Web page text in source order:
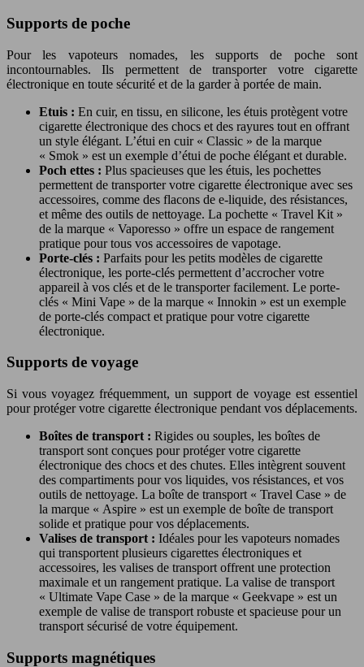
Supports de poche
Pour les vapoteurs nomades, les supports de poche sont
incontournables. Ils permettent de transporter votre cigarette
électronique en toute sécurité et de la garder à portée de main.
Etuis : En cuir, en tissu, en silicone, les étuis protègent votre
cigarette électronique des chocs et des rayures tout en offrant
un style élégant. L’étui en cuir « Classic » de la marque
« Smok » est un exemple d’étui de poche élégant et durable.
Poch ettes : Plus spacieuses que les étuis, les pochettes
permettent de transporter votre cigarette électronique avec ses
accessoires, comme des flacons de e-liquide, des résistances,
et même des outils de nettoyage. La pochette « Travel Kit »
de la marque « Vaporesso » offre un espace de rangement
pratique pour tous vos accessoires de vapotage.
Porte-clés : Parfaits pour les petits modèles de cigarette
électronique, les porte-clés permettent d’accrocher votre
appareil à vos clés et de le transporter facilement. Le porte-
clés « Mini Vape » de la marque « Innokin » est un exemple
de porte-clés compact et pratique pour votre cigarette
électronique.
Supports de voyage
Si vous voyagez fréquemment, un support de voyage est essentiel
pour protéger votre cigarette électronique pendant vos déplacements.
Boîtes de transport : Rigides ou souples, les boîtes de
transport sont conçues pour protéger votre cigarette
électronique des chocs et des chutes. Elles intègrent souvent
des compartiments pour vos liquides, vos résistances, et vos
outils de nettoyage. La boîte de transport « Travel Case » de
la marque « Aspire » est un exemple de boîte de transport
solide et pratique pour vos déplacements.
Valises de transport : Idéales pour les vapoteurs nomades
qui transportent plusieurs cigarettes électroniques et
accessoires, les valises de transport offrent une protection
maximale et un rangement pratique. La valise de transport
« Ultimate Vape Case » de la marque « Geekvape » est un
exemple de valise de transport robuste et spacieuse pour un
transport sécurisé de votre équipement.
Supports magnétiques